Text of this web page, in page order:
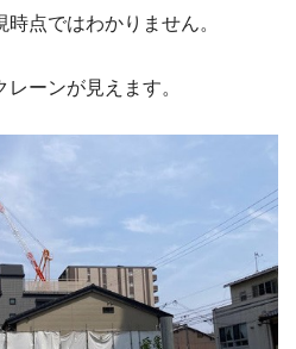
点ではわかりません。
ーンが見えます。